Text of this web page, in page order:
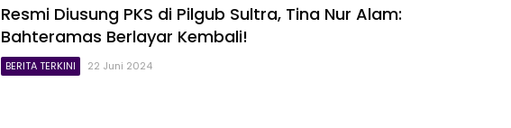
Resmi Diusung PKS di Pilgub Sultra, Tina Nur Alam:
Bahteramas Berlayar Kembali!
BERITA TERKINI 22 Juni 2024